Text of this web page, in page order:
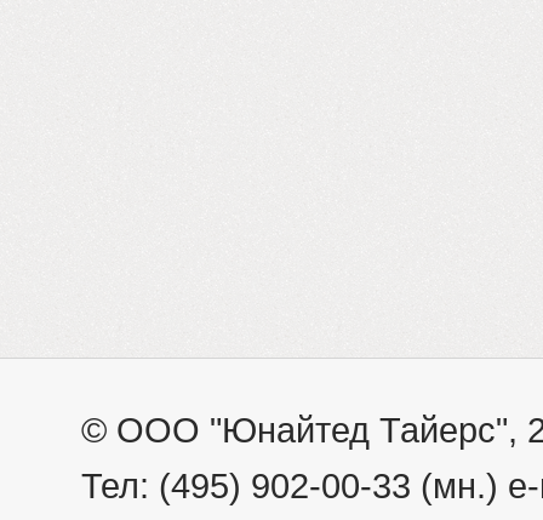
© ООО "Юнайтед Тайерс",
Тел: (495) 902-00-33 (мн.)